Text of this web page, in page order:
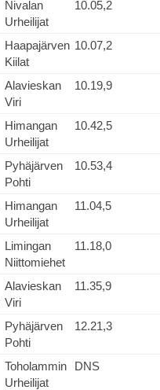
Nivalan
Urheilijat
10.05,2
Haapajärven
Kiilat
10.07,2
Alavieskan
Viri
10.19,9
Himangan
Urheilijat
10.42,5
Pyhäjärven
Pohti
10.53,4
Himangan
Urheilijat
11.04,5
Limingan
Niittomiehet
11.18,0
Alavieskan
Viri
11.35,9
Pyhäjärven
Pohti
12.21,3
Toholammin
Urheilijat
DNS